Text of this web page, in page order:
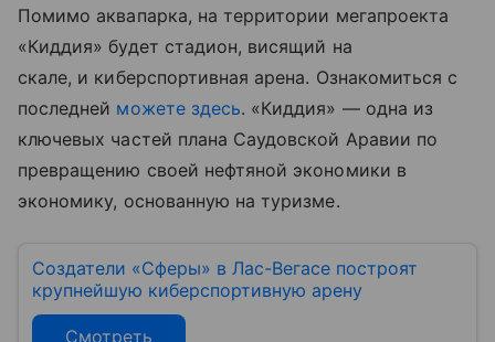
Помимо аквапарка, на территории мегапроекта
«Киддия» будет стадион, висящий на
скале, и киберспортивная арена. Ознакомиться с
последней можете здесь. «Киддия» — одна из
ключевых частей плана Саудовской Аравии по
превращению своей нефтяной экономики в
экономику, основанную на туризме.
Создатели «Сферы» в Лас-Вегасе построят
крупнейшую киберспортивную арену
Смотреть